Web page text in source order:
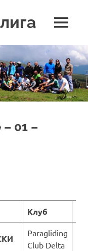
MENU
01 –
Клуб
Paragliding
Club Delta